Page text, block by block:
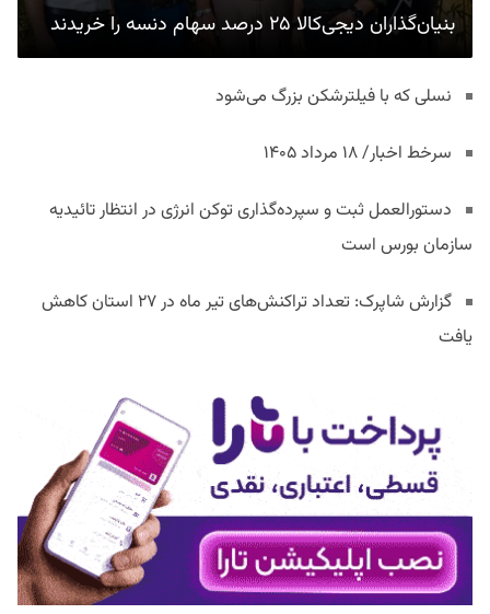
بنیان‌گذاران دیجی‌کالا ۲۵ درصد سهام دنسه را خریدند
نسلی که با فیلترشکن بزرگ می‌شود
سرخط اخبار/ ۱۸ مرداد ۱۴۰۵
دستورالعمل ثبت و سپرده‌گذاری توکن انرژی در انتظار تائیدیه
سازمان بورس است
گزارش شاپرک: تعداد تراکنش‌های تیر ماه در ۲۷ استان‌ کاهش
یافت